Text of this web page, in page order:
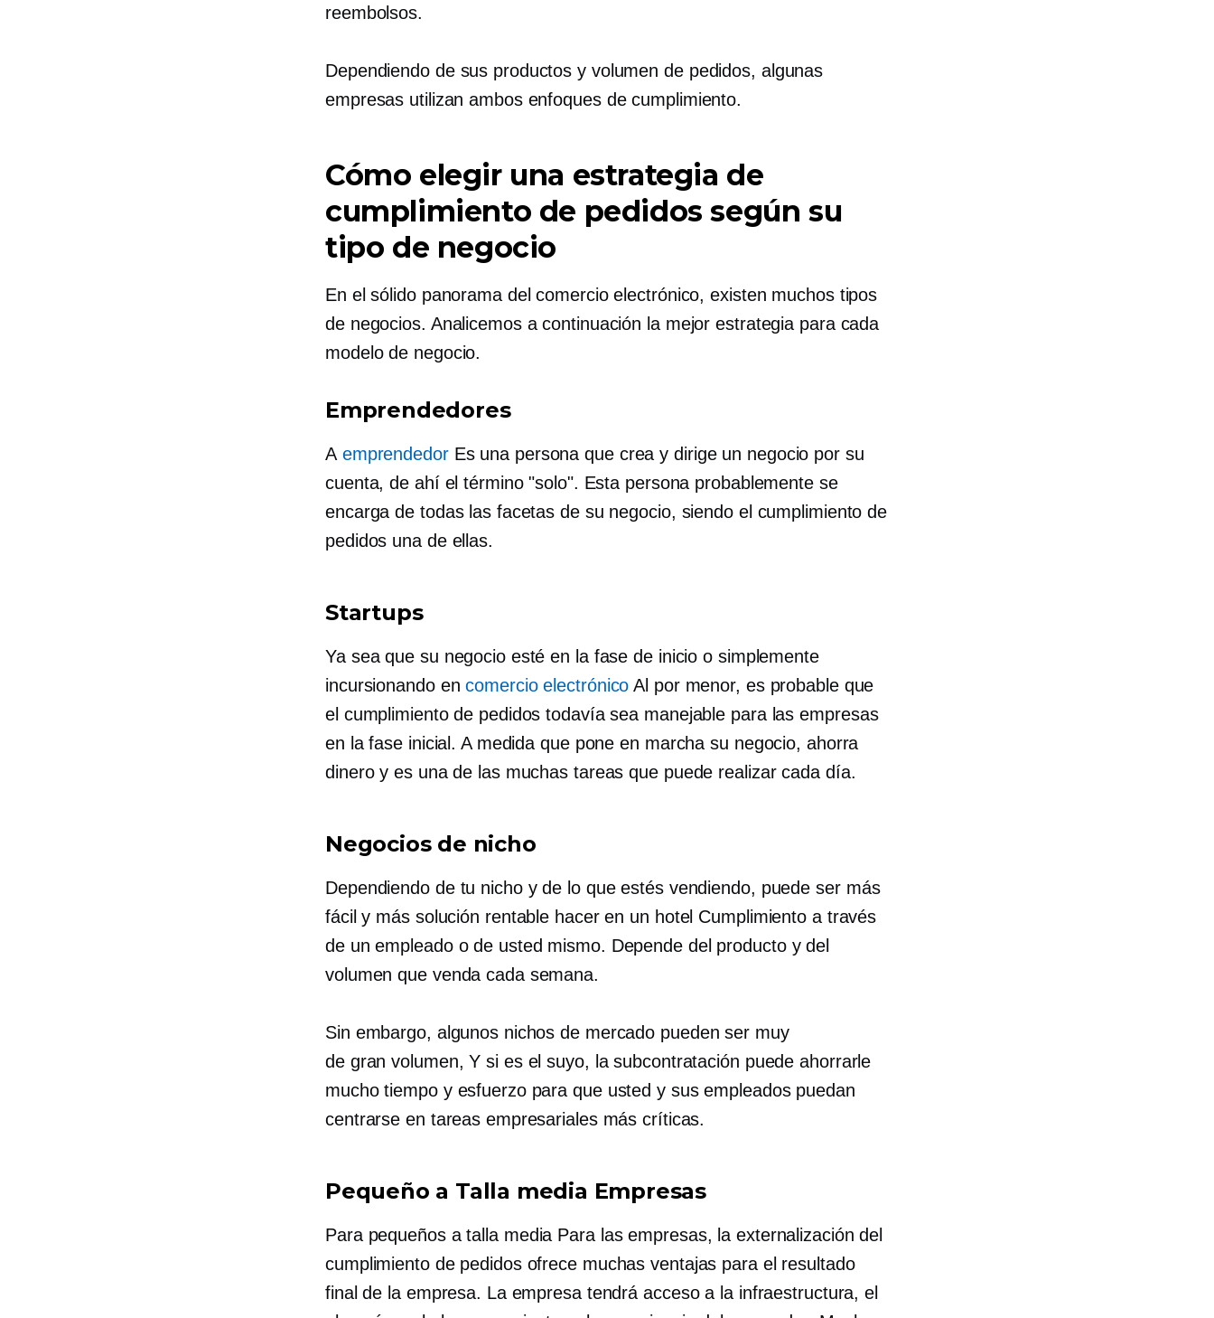
reembolsos.
Dependiendo de sus productos y volumen de pedidos, algunas
empresas utilizan ambos enfoques de cumplimiento.
Cómo elegir una estrategia de
cumplimiento de pedidos según su
tipo de negocio
En el sólido panorama del comercio electrónico, existen muchos tipos
de negocios. Analicemos a continuación la mejor estrategia para cada
modelo de negocio.
Emprendedores
A emprendedorEs una persona que crea y dirige un negocio por su
cuenta, de ahí el término "solo". Esta persona probablemente se
encarga de todas las facetas de su negocio, siendo el cumplimiento de
pedidos una de ellas.
Startups
Ya sea que su negocio esté en la fase de inicio o simplemente
incursionando encomercio electrónico Al por menor, es probable que
el cumplimiento de pedidos todavía sea manejable para las empresas
en la fase inicial. A medida que pone en marcha su negocio, ahorra
dinero y es una de las muchas tareas que puede realizar cada día.
Negocios de nicho
Dependiendo de tu nicho y de lo que estés vendiendo, puede ser más
fácil y más solución rentable haceren un hotel Cumplimiento a través
de un empleado o de usted mismo. Depende del producto y del
volumen que venda cada semana.
Sin embargo, algunos nichos de mercado pueden ser muy
de gran volumen, Y si es el suyo, la subcontratación puede ahorrarle
mucho tiempo y esfuerzo para que usted y sus empleados puedan
centrarse en tareas empresariales más críticas.
Pequeño a Talla media Empresas
Para pequeños atalla media Para las empresas, la externalización del
cumplimiento de pedidos ofrece muchas ventajas para el resultado
final de la empresa. La empresa tendrá acceso a la infraestructura, el